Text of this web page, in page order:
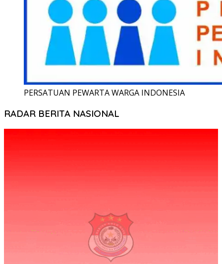
PERSATUAN PEWARTA WARGA INDONESIA
RADAR BERITA NASIONAL